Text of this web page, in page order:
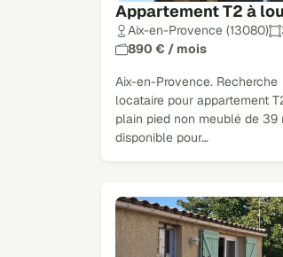
Appartement T2 à
Aix-en-Provence (13080)
890 € / mois
Aix-en-Provence. Recherche
locataire pour appartement
plain pied non meublé de 39
disponible pour…